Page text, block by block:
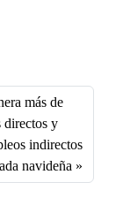
más de
directos y
indirectos
navideña